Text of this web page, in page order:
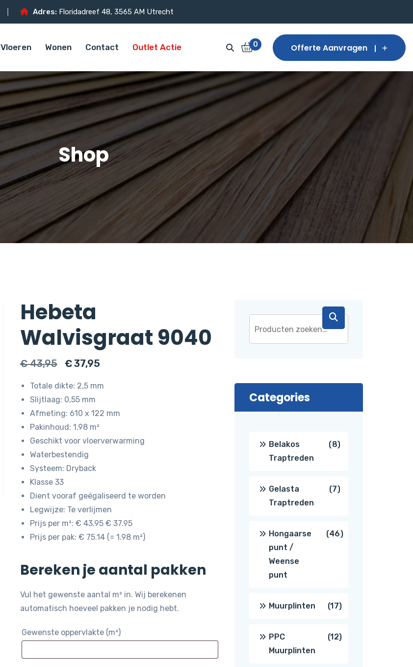
Adres: Floridadreef 48, 3565 AM Utrecht
Vloeren Wonen Contact Outlet Actie 0 Offerte Aanvragen
Shop
Hebeta
Walvisgraat 9040
€43,95
Oorspronkelijke
was:
€ 43,95.
€37,95Huidige
€ 37,95.
Totale dikte: 2,5 mm
Slijtlaag: 0,55 mm
Afmeting: 610 x 122 mm
Pakinhoud: 1.98 m²
Geschikt voor vloerverwarming
Waterbestendig
Systeem: Dryback
Klasse 33
Dient vooraf geëgaliseerd te worden
Legwijze: Te verlijmen
Prijs per m²: € 43.95 € 37.95
Prijs per pak: € 75.14 (= 1.98 m²)
Bereken je aantal pakken
Vul het gewenste aantal m² in. Wij berekenen
automatisch hoeveel pakken je nodig hebt.
Gewenste oppervlakte (m²)
Categories
Belakos
Traptreden
88
Gelasta
Traptreden
77
Hongaarse
punt /
Weense
punt
4646
Muurplinten 1717
producten
PPC
Muurplinten
1212